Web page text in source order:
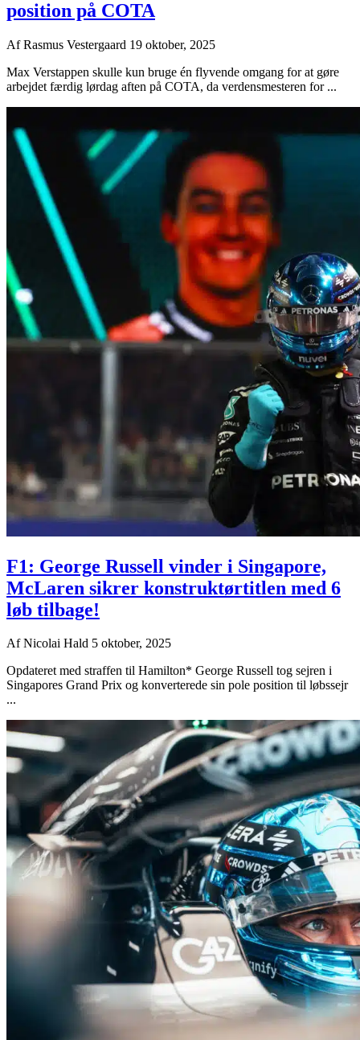
position på COTA
AfRasmus Vestergaard 19 oktober, 2025
Max Verstappen skulle kun bruge én flyvende omgang for at gøre
arbejdet færdig lørdag aften på COTA, da verdensmesteren for ...
F1: George Russell vinder i Singapore,
McLaren sikrer konstruktørtitlen med 6
løb tilbage!
AfNicolai Hald 5 oktober, 2025
Opdateret med straffen til Hamilton* George Russell tog sejren i
Singapores Grand Prix og konverterede sin pole position til løbssejr
...